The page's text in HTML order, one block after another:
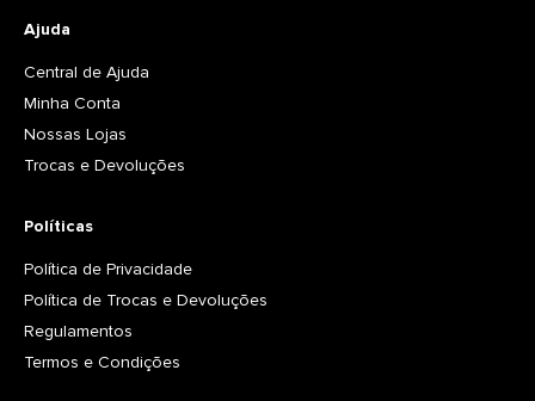
Ajuda
Central de Ajuda
Minha Conta
Nossas Lojas
Trocas e Devoluções
Políticas
Política de Privacidade
Política de Trocas e Devoluções
Regulamentos
Termos e Condições